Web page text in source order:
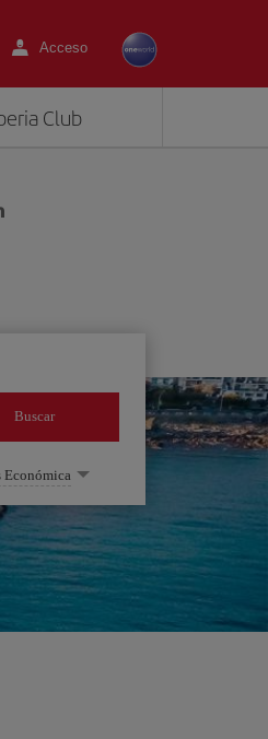
Acceso
Club
Buscar
Económica